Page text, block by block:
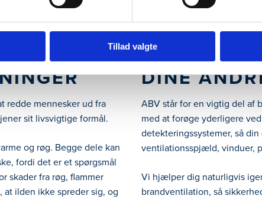
Tillad valgte
BÅDE
redde mennesker ud fra
sit livsvigtige formål.
og røg. Begge dele kan
fordi det er et spørgsmål
skader fra røg, flammer
at ilden ikke spreder sig, og
ET ABV-
DINE
ABV står for en vigtig del af
med at forøge yderligere
detekteringssystemer, så
ventilationsspjæld, vinduer,
Vi hjælper dig naturligvis
brandventilation, så